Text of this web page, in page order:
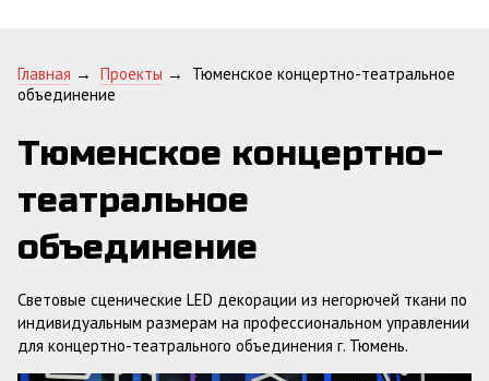
Главная → Проекты →
Тюменское концертно-театральное
объединение
Тюменское концертно-
театральное
объединение
Световые сценические LED декорации из негорючей ткани по
индивидуальным размерам на профессиональном управлении
для концертно-театрального объединения г. Тюмень.